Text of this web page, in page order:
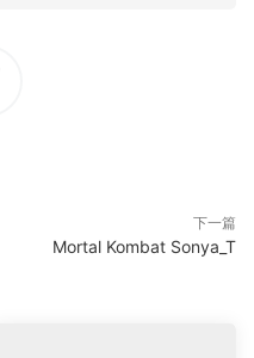
下一篇
Mortal Kombat Sonya_T